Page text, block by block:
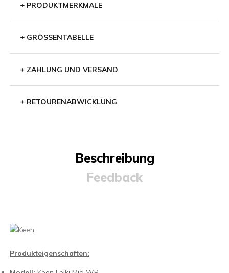
+ PRODUKTMERKMALE
+ GRÖSSENTABELLE
+ ZAHLUNG UND VERSAND
+ RETOURENABWICKLUNG
Beschreibung
Feedback
Produkteigenschaften: